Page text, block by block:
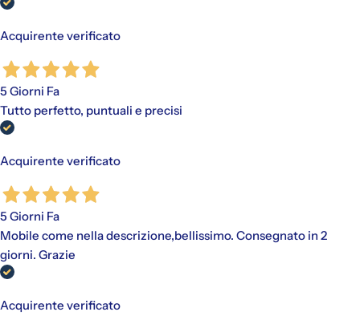
Acquirente verificato
5 Giorni Fa
Tutto perfetto, puntuali e precisi
Acquirente verificato
5 Giorni Fa
Mobile come nella descrizione,bellissimo. Consegnato in 2
giorni. Grazie
Acquirente verificato